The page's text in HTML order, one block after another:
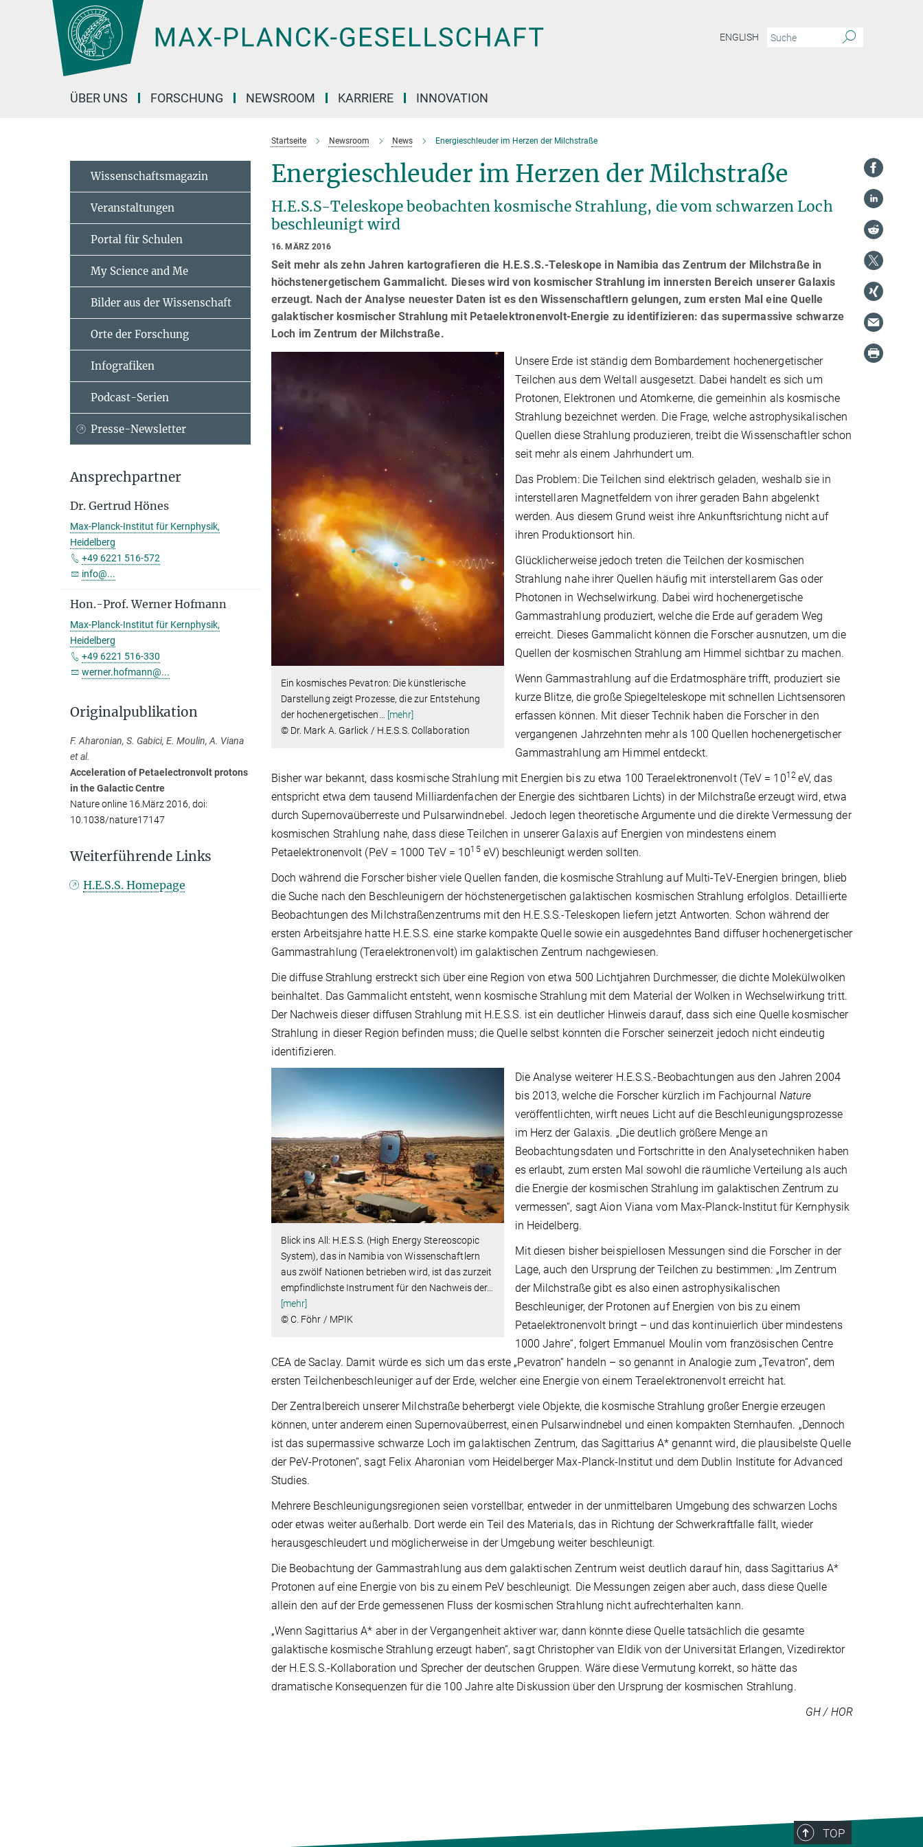
Hauptinhalt
ENGLISH
ÜBER UNS FORSCHUNG NEWSROOM KARRIERE INNOVATION
Startseite Newsroom News Energieschleuder im Herzen der Milchstraße
Energieschleuder im Herzen der Milchstraße
H.E.S.S-Teleskope beobachten kosmische Strahlung, die vom schwarzen Loch
beschleunigt wird
16. MÄRZ 2016
Seit mehr als zehn Jahren kartografieren die H.E.S.S.-Teleskope in Namibia das Zentrum der Milchstraße in
höchstenergetischem Gammalicht. Dieses wird von kosmischer Strahlung im innersten Bereich unserer Galaxis
erzeugt. Nach der Analyse neuester Daten ist es den Wissenschaftlern gelungen, zum ersten Mal eine Quelle
galaktischer kosmischer Strahlung mit Petaelektronenvolt-Energie zu identifizieren: das supermassive schwarze
Loch im Zentrum der Milchstraße.
Ein kosmisches Pevatron: Die künstlerische
Darstellung zeigt Prozesse, die zur Entstehung
der hochenergetischen
[mehr]
© Dr. Mark A. Garlick / H.E.S.S. Collaboration
Unsere Erde ist ständig dem Bombardement hochenergetischer
Teilchen aus dem Weltall ausgesetzt. Dabei handelt es sich um
Protonen, Elektronen und Atomkerne, die gemeinhin als kosmische
Strahlung bezeichnet werden. Die Frage, welche astrophysikalischen
Quellen diese Strahlung produzieren, treibt die Wissenschaftler schon
seit mehr als einem Jahrhundert um.
Das Problem: Die Teilchen sind elektrisch geladen, weshalb sie in
interstellaren Magnetfeldern von ihrer geraden Bahn abgelenkt
werden. Aus diesem Grund weist ihre Ankunftsrichtung nicht auf
ihren Produktionsort hin.
Glücklicherweise jedoch treten die Teilchen der kosmischen
Strahlung nahe ihrer Quellen häufig mit interstellarem Gas oder
Photonen in Wechselwirkung. Dabei wird hochenergetische
Gammastrahlung produziert, welche die Erde auf geradem Weg
erreicht. Dieses Gammalicht können die Forscher ausnutzen, um die
Quellen der kosmischen Strahlung am Himmel sichtbar zu machen.
Wenn Gammastrahlung auf die Erdatmosphäre trifft, produziert sie
kurze Blitze, die große Spiegelteleskope mit schnellen Lichtsensoren
erfassen können. Mit dieser Technik haben die Forscher in den
vergangenen Jahrzehnten mehr als 100 Quellen hochenergetischer
Gammastrahlung am Himmel entdeckt.
Bisher war bekannt, dass kosmische Strahlung mit Energien bis zu etwa 100 Teraelektronenvolt (TeV = 1012 eV, das
entspricht etwa dem tausend Milliardenfachen der Energie des sichtbaren Lichts) in der Milchstraße erzeugt wird, etwa
durch Supernovaüberreste und Pulsarwindnebel. Jedoch legen theoretische Argumente und die direkte Vermessung der
kosmischen Strahlung nahe, dass diese Teilchen in unserer Galaxis auf Energien von mindestens einem
Petaelektronenvolt (PeV = 1000 TeV = 1015 eV) beschleunigt werden sollten.
Doch während die Forscher bisher viele Quellen fanden, die kosmische Strahlung auf Multi-TeV-Energien bringen, blieb
die Suche nach den Beschleunigern der höchstenergetischen galaktischen kosmischen Strahlung erfolglos. Detaillierte
Beobachtungen des Milchstraßenzentrums mit den H.E.S.S.-Teleskopen liefern jetzt Antworten. Schon während der
ersten Arbeitsjahre hatte H.E.S.S. eine starke kompakte Quelle sowie ein ausgedehntes Band diffuser hochenergetischer
Gammastrahlung (Teraelektronenvolt) im galaktischen Zentrum nachgewiesen.
Die diffuse Strahlung erstreckt sich über eine Region von etwa 500 Lichtjahren Durchmesser, die dichte Molekülwolken
beinhaltet. Das Gammalicht entsteht, wenn kosmische Strahlung mit dem Material der Wolken in Wechselwirkung tritt.
Der Nachweis dieser diffusen Strahlung mit H.E.S.S. ist ein deutlicher Hinweis darauf, dass sich eine Quelle kosmischer
Strahlung in dieser Region befinden muss; die Quelle selbst konnten die Forscher seinerzeit jedoch nicht eindeutig
identifizieren.
Blick ins All: H.E.S.S. (High Energy Stereoscopic
System), das in Namibia von Wissenschaftlern
aus zwölf Nationen betrieben wird, ist das zurzeit
empfindlichste Instrument für den Nachweis der…
[mehr]
© C. Föhr / MPIK
Die Analyse weiterer H.E.S.S.-Beobachtungen aus den Jahren 2004
bis 2013, welche die Forscher kürzlich im Fachjournal Nature
veröffentlichten, wirft neues Licht auf die Beschleunigungsprozesse
im Herz der Galaxis. „Die deutlich größere Menge an
Beobachtungsdaten und Fortschritte in den Analysetechniken haben
es erlaubt, zum ersten Mal sowohl die räumliche Verteilung als auch
die Energie der kosmischen Strahlung im galaktischen Zentrum zu
vermessen“, sagt Aion Viana vom Max-Planck-Institut für Kernphysik
in Heidelberg.
Mit diesen bisher beispiellosen Messungen sind die Forscher in der
Lage, auch den Ursprung der Teilchen zu bestimmen: „Im Zentrum
der Milchstraße gibt es also einen astrophysikalischen
Beschleuniger, der Protonen auf Energien von bis zu einem
Petaelektronenvolt bringt – und das kontinuierlich über mindestens
1000 Jahre“, folgert Emmanuel Moulin vom französischen Centre
CEA de Saclay. Damit würde es sich um das erste „Pevatron“ handeln – so genannt in Analogie zum „Tevatron“, dem
ersten Teilchenbeschleuniger auf der Erde, welcher eine Energie von einem Teraelektronenvolt erreicht hat.
Der Zentralbereich unserer Milchstraße beherbergt viele Objekte, die kosmische Strahlung großer Energie erzeugen
können, unter anderem einen Supernovaüberrest, einen Pulsarwindnebel und einen kompakten Sternhaufen. „Dennoch
ist das supermassive schwarze Loch im galaktischen Zentrum, das Sagittarius A* genannt wird, die plausibelste Quelle
der PeV-Protonen“, sagt Felix Aharonian vom Heidelberger Max-Planck-Institut und dem Dublin Institute for Advanced
Studies.
Mehrere Beschleunigungsregionen seien vorstellbar, entweder in der unmittelbaren Umgebung des schwarzen Lochs
oder etwas weiter außerhalb. Dort werde ein Teil des Materials, das in Richtung der Schwerkraftfalle fällt, wieder
herausgeschleudert und möglicherweise in der Umgebung weiter beschleunigt.
Die Beobachtung der Gammastrahlung aus dem galaktischen Zentrum weist deutlich darauf hin, dass Sagittarius A*
Protonen auf eine Energie von bis zu einem PeV beschleunigt. Die Messungen zeigen aber auch, dass diese Quelle
allein den auf der Erde gemessenen Fluss der kosmischen Strahlung nicht aufrechterhalten kann.
„Wenn Sagittarius A* aber in der Vergangenheit aktiver war, dann könnte diese Quelle tatsächlich die gesamte
galaktische kosmische Strahlung erzeugt haben“, sagt Christopher van Eldik von der Universität Erlangen, Vizedirektor
der H.E.S.S.-Kollaboration und Sprecher der deutschen Gruppen. Wäre diese Vermutung korrekt, so hätte das
dramatische Konsequenzen für die 100 Jahre alte Diskussion über den Ursprung der kosmischen Strahlung.
GH / HOR
Wissenschaftsmagazin
Veranstaltungen
Portal für Schulen
My Science and Me
Bilder aus der Wissenschaft
Orte der Forschung
Infografiken
Podcast-Serien
Presse-Newsletter
Ansprechpartner
Dr. Gertrud Hönes
Max-Planck-Institut für Kernphysik,
Heidelberg
+49 6221 516-572
info@...
Hon.-Prof. Werner Hofmann
Max-Planck-Institut für Kernphysik,
Heidelberg
+49 6221 516-330
werner.hofmann@...
Originalpublikation
F. Aharonian, S. Gabici, E. Moulin, A. Viana
et al.
Acceleration of Petaelectronvolt protons
in the Galactic Centre
Nature online 16.März 2016, doi:
10.1038/nature17147
Weiterführende Links
H.E.S.S. Homepage
TOP